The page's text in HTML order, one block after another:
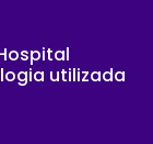
utilizada